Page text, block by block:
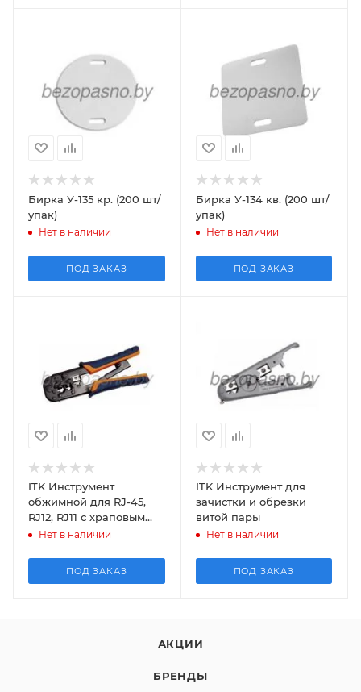
Бирка У-135 кр. (200 шт/
упак)
Нет в наличии
ПОД ЗАКАЗ
Бирка У-134 кв. (200 шт/
упак)
Нет в наличии
ПОД ЗАКАЗ
ITK Инструмент
обжимной для RJ-45,
RJ12, RJ11 с храповым
мех и прорезиненными
оранжевый
Нет в наличии
ПОД ЗАКАЗ
ITK Инструмент для
зачистки и обрезки
витой пары
Нет в наличии
ПОД ЗАКАЗ
АКЦИИ
БРЕНДЫ